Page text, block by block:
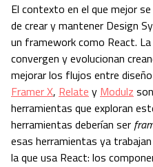
El contexto en el que mejor
de crear y mantener Design
un framework como React.
convergen y evolucionan
mejorar los flujos entre
Framer X, Relate y Modulz
herramientas que exploran
herramientas deberían ser
esas herramientas ya
la que usa React: los